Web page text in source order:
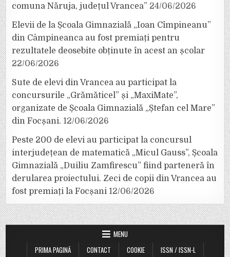
comuna Năruja, județul Vrancea” 24/06/2026
Elevii de la Școala Gimnazială „Ioan Cîmpineanu”
din Câmpineanca au fost premiați pentru
rezultatele deosebite obținute în acest an școlar
22/06/2026
Sute de elevi din Vrancea au participat la
concursurile „Grămăticel” și „MaxiMate”,
organizate de Școala Gimnazială „Ștefan cel Mare”
din Focșani. 12/06/2026
Peste 200 de elevi au participat la concursul
interjudețean de matematică „Micul Gauss”, Școala
Gimnazială „Duiliu Zamfirescu” fiind parteneră în
derularea proiectului. Zeci de copii din Vrancea au
fost premiați la Focșani 12/06/2026
MENU
PRIMA PAGINĂ
CONTACT COOKIE
ISSN / ISSN-L